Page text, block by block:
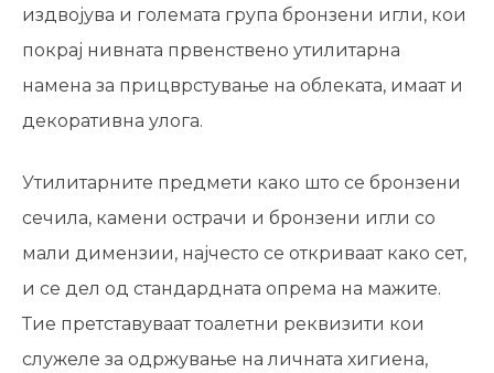
издвојува и големата група бронзени игли, кои
покрај нивната првенствено утилитарна
намена за прицврстување на облеката, имаат и
декоративна улога.
Утилитарните предмети како што се бронзени
сечила, камени острачи и бронзени игли со
мали димензии, најчесто се откриваат како сет,
и се дел од стандардната опрема на мажите.
Тие претставуваат тоалетни реквизити кои
служеле за одржување на личната хигиена,